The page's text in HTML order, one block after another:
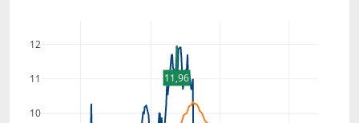
10
11
12
11,96